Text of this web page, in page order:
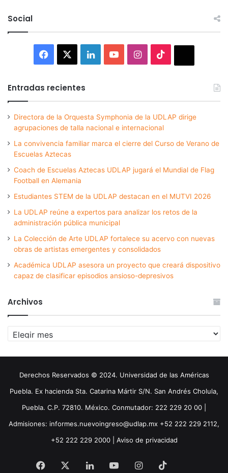
Social
Facebook LinkedInYouTubeInstagram
Entradas recientes
Directora de la Orquesta Symphonia de la UDLAP dirige
agrupaciones de talla nacional e internacional
La convivencia familiar marca el cierre del Curso de Verano de
Escuelas Aztecas
Coach de Escuelas Aztecas UDLAP jugará el Mundial de Flag
Football en Alemania
Estudiantes STEM de la UDLAP destacan en el MUTVI 2026
La UDLAP reúne a expertos para analizar los retos de la
administración pública municipal
La Colección de Arte UDLAP fortalece su acervo con nuevas
obras de artistas emergentes y consolidados
Académica UDLAP asesora un proyecto que creará dispositivo
capaz de clasificar episodios ansioso-depresivos
Archivos
Archivos
Derechos Reservados © 2024. Universidad de las Américas
Puebla. Ex hacienda Sta. Catarina Mártir S/N. San Andrés Cholula,
Puebla. C.P. 72810. México. Conmutador: 222 229 20 00 |
Admisiones: informes.nuevoingreso@udlap.mx +52 222 229 2112,
+52 222 229 2000 | Aviso de privacidad
Facebook LinkedInYouTubeInstagram